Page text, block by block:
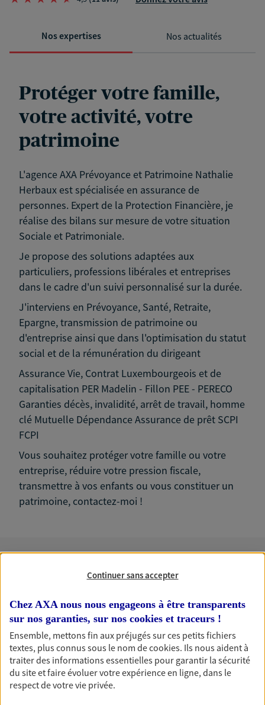
Nos expertises Nos actualités
Protéger votre famille,
votre activité, votre
patrimoine
L'agence AXA Prévoyance et Patrimoine Nathalie
Herbaux est spécialisée en assurance de
personnes. Expert de la Protection Financière, je
réalise des bilans sur mesure de votre situation
Sociale et Patrimoniale.
Je propose des solutions adaptées aux
particuliers, professions libérales et entreprises
dans le cadre d'un suivi personnalisé sur la durée.
J'interviens en Prévoyance, Santé, Retraite,
Epargne, transmission de patrimoine ou
d'entreprise ainsi que dans l'optimisation du statut
social et de la rémunération du dirigeant
Assurance Vie, Contrat Luxembourgeois et de
capitalisation PER Madelin - Fillon PEE - PERECO
Garanties décès, invalidité, arrêt de travail, homme
clé Mutuelle Dépendance Assurance de prêt SCPI
FCPI
Vous souhaitez protéger votre famille ou votre
entreprise, réduire votre pression fiscale,
transmettre à vos enfants ou vous constituer un
patrimoine, contactez-moi !
Nos expertises
Accompagner les
professionnels et les
entreprises
Comme vous, nous sommes des indépendants. Nous
Continuer sans accepter
Chez AXA nous nous engageons à être transparents
sur nos garanties, sur nos cookies et traceurs !
Ensemble, mettons fin aux préjugés sur ces petits fichiers
textes, plus connus sous le nom decookies. Ils nous aident à
traiter des informations essentielles pour garantir la sécurité
du site et faire évoluer votre expérience en ligne, dans le
respect de votre vie privée.